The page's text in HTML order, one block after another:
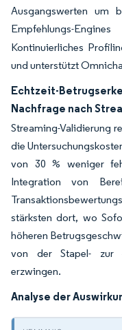
Ausgangswerten um
Empfehlungs-
Kontinuierliches
und unterstützt
Echtzeit-
Nachfrage nach
Streaming-Validierung
die
von 30 % weniger
Integration von
stärksten dort, wo
höheren
von der Stapel- zur
erzwingen.
Analyse der